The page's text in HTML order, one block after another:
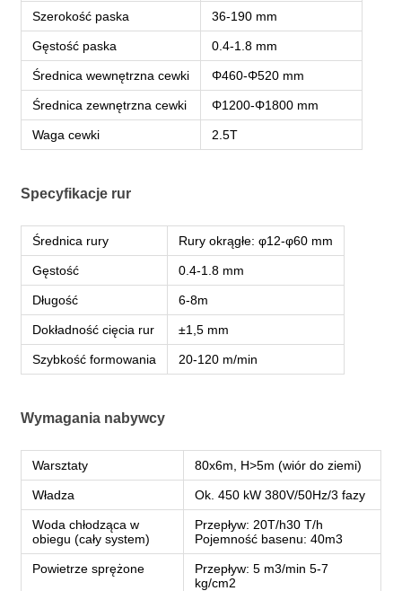
Szerokość paska 36-190 mm
Gęstość paska 0.4-1.8 mm
Średnica wewnętrzna cewki Φ460-Φ520 mm
Średnica zewnętrzna cewki Φ1200-Φ1800 mm
Waga cewki 2.5T
Specyfikacje rur
Średnica rury Rury okrągłe: φ12-φ60 mm
Gęstość 0.4-1.8 mm
Długość 6-8m
Dokładność cięcia rur ±1,5 mm
Szybkość formowania 20-120 m/min
Wymagania nabywcy
Warsztaty 80x6m, H>5m (wiór do ziemi)
Władza Ok. 450 kW 380V/50Hz/3 fazy
Woda chłodząca w
obiegu (cały system)
Przepływ: 20T/h30 T/h
Pojemność basenu: 40m3
Powietrze sprężone
Przepływ: 5 m3/min 5-7
kg/cm2